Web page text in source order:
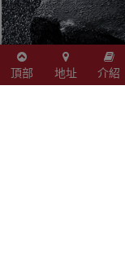
頂部 地址 介紹